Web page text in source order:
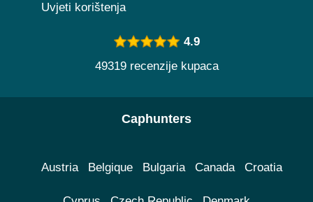
Uvjeti korištenja
4.9
49319 recenzije kupaca
Caphunters
Austria Belgique Bulgaria Canada Croatia